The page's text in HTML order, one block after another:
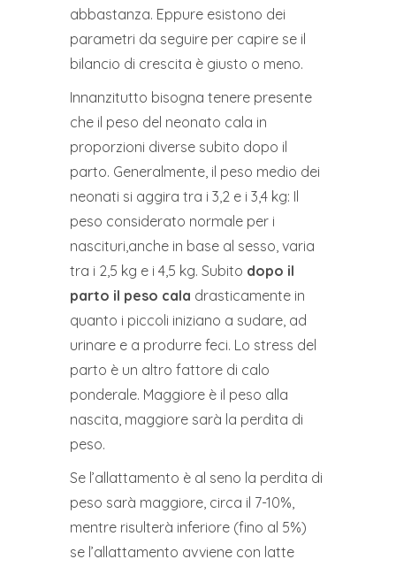
abbastanza. Eppure esistono dei
parametri da seguire per capire se il
bilancio di crescita è giusto o meno.
Innanzitutto bisogna tenere presente
che il peso del neonato cala in
proporzioni diverse subito dopo il
parto. Generalmente, il peso medio dei
neonati si aggira tra i 3,2 e i 3,4 kg: Il
peso considerato normale per i
nascituri,anche in base al sesso, varia
tra i 2,5 kg e i 4,5 kg. Subito dopo il
parto il peso cala drasticamente in
quanto i piccoli iniziano a sudare, ad
urinare e a produrre feci. Lo stress del
parto è un altro fattore di calo
ponderale. Maggiore è il peso alla
nascita, maggiore sarà la perdita di
peso.
Se l’allattamento è al seno la perdita di
peso sarà maggiore, circa il 7-10%,
mentre risulterà inferiore (fino al 5%)
se l’allattamento avviene con latte